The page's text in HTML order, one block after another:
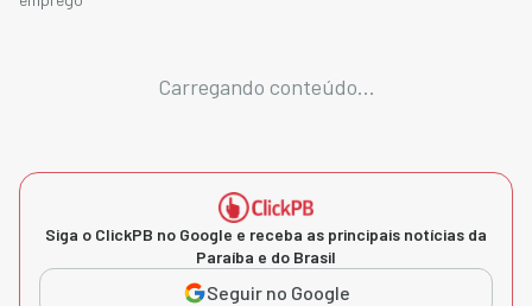
Carregando conteúdo...
Siga o ClickPB no Google e receba as principais notícias da
Paraíba e do Brasil
Seguir no Google